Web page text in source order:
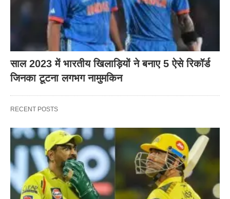
साल 2023 में भारतीय खिलाड़ियों ने बनाए 5 ऐसे रिकॉर्ड
जिनका टूटना लगभग नामुमकिन
RECENT POSTS